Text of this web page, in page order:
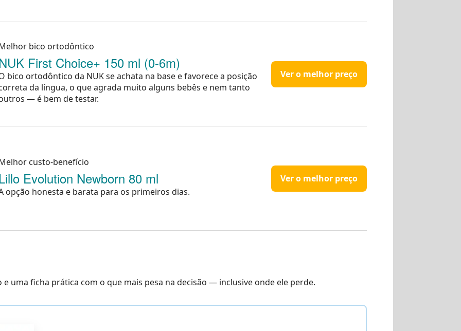
bico ortodôntico
First Choice+ 150 ml (0-6m)
bico ortodôntico da NUK se achata na base e favorece a posição
da língua, o que agrada muito alguns bebês e nem tanto
— é bem de testar.
Ver o melhor preço
custo-benefício
Evolution Newborn 80 ml
opção honesta e barata para os primeiros dias.
Ver o melhor preço
uma ficha prática com o que mais pesa na decisão — inclusive onde ele perde.